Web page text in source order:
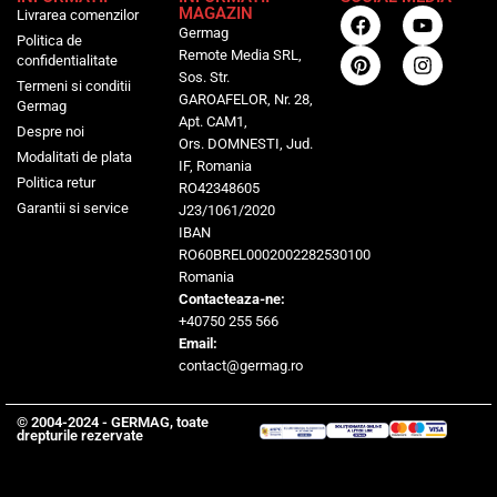
Livrarea comenzilor
Politica de
confidentialitate
Termeni si conditii
Germag
Despre noi
Modalitati de plata
Politica retur
Garantii si service
MAGAZIN
Germag
Remote Media SRL,
Sos. Str.
GAROAFELOR, Nr. 28,
Apt. CAM1,
Ors. DOMNESTI, Jud.
IF, Romania
RO42348605
J23/1061/2020
IBAN
RO60BREL0002002282530100
Romania
Contacteaza-ne:
+40750 255 566
Email:
contact@germag.ro
© 2004-2024 - GERMAG, toate
drepturile rezervate